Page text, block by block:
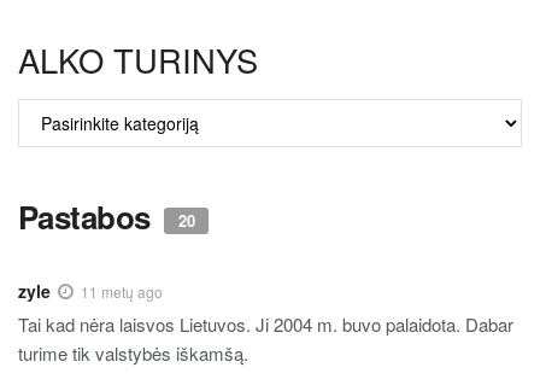
ALKO TURINYS
TURINYS
Pastabos 20
zyle 11 metų ago
Tai kad nėra laisvos Lietuvos. Ji 2004 m. buvo palaidota. Dabar
turime tik valstybės iškamšą.